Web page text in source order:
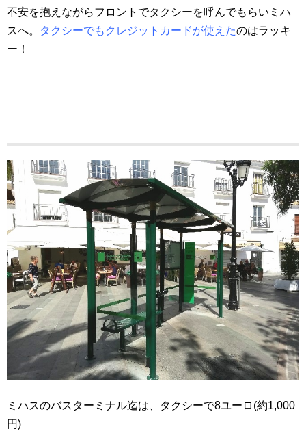
不安を抱えながらフロントでタクシーを呼んでもらいミハ
スへ。
タクシーでもクレジットカードが使えたのはラッキ
ー！
ミハスのバスターミナル迄は、タクシーで8ユーロ(約1,000
円)